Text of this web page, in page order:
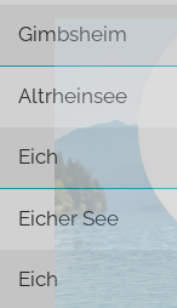
Gimbsheim
Altrheinsee
Eich
Eicher See
Eich